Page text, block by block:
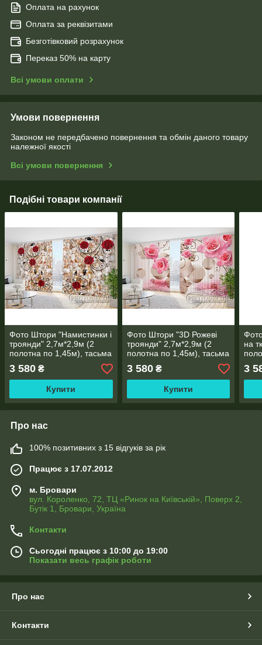
Оплата на рахунок
Оплата за реквізитами
Безготівковий розрахунок
Переказ 50% на карту
Всі умови оплати
Умови повернення
Законом не передбачено повернення та обмін даного товару
належної якості
Всі умови повернення
Подібні товари компанії
Фото Штори "Намистинки і
троянди" 2,7м*2,9м (2
полотна по 1,45м), тасьма
3 580 ₴
Купити
Фото Штори "3D Рожеві
троянди" 2,7м*2,9м (2
полотна по 1,45м), тасьма
3 580₴
Купити
на
3
Про нас
100% позитивних з 15 відгуків за рік
Працює з 17.07.2012
м. Бровари
вул. Короленко, 72, ТЦ «Ринок на Київській», Поверх 2,
Бутік 1, Бровари, Україна
Контакти
Сьогодні працює з 10:00 до 19:00
Показати весь графік роботи
Про нас
Контакти